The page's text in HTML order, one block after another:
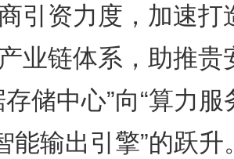
引资力度，加速打
业链体系，助推贵
储中心”向“算力服
能输出引擎”的跃升